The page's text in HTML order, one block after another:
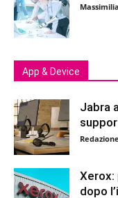
App & Device
Jabra
dopo